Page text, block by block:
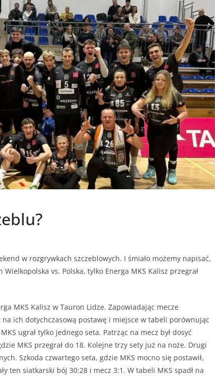
w rozgrywkach szczeblowych. I śmiało możemy napisać,
vs. Polska, tylko Energa MKS Kalisz przegrał
MKS Kalisz w Tauron Lidze. Zapowiadając mecze
ich dotychczasową postawę i miejsce w tabeli porównując
ugrał tylko jednego seta. Patrząc na mecz był dosyć
MKS przegrał do 18. Kolejne trzy sety już na noże. Drugi
Szkoda czwartego seta, gdzie MKS mocno się postawił,
ten siatkarski bój 30:28 i mecz 3:1. W tabeli MKS spadł na